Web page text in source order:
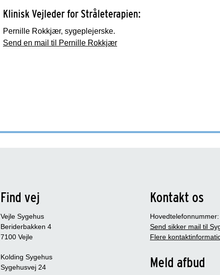
Klinisk Vejleder for Stråleterapien:
Pernille Rokkjær, sygeplejerske.
Send en mail til Pernille Rokkjær
Find vej
Vejle Sygehus
Beriderbakken 4
7100 Vejle
Kolding Sygehus
Sygehusvej 24
Kontakt os
Send sikker mail til
Flere
Meld afbud